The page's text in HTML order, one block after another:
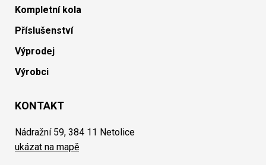
Kompletní kola
Příslušenství
Výprodej
Výrobci
KONTAKT
Nádražní 59, 384 11 Netolice
ukázat na mapě